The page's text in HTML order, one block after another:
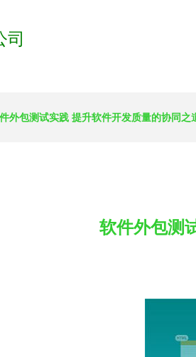
司
外包测试实践 提升软件开发质量的协同之
软件外包测